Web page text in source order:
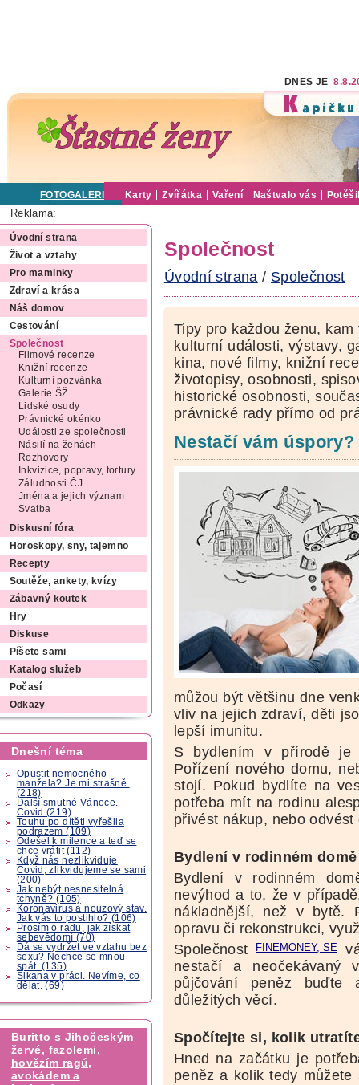
DNES JE
FOTOGALERIE Karty Zvířátka Vaření Naštvalo vás
Reklama:
Úvodní strana
Život a vztahy
Pro maminky
Zdraví a krása
Náš domov
Cestování
Společnost
Filmové recenze
Knižní recenze
Kulturní pozvánka
Galerie ŠŽ
Lidské osudy
Právnické okénko
Události ze společnosti
Násilí na ženách
Rozhovory
Inkvizice, popravy, tortury
Záludnosti ČJ
Jména a jejich význam
Svatba
Diskusní fóra
Horoskopy, sny, tajemno
Recepty
Soutěže, ankety, kvízy
Zábavný koutek
Hry
Diskuse
Píšete sami
Katalog služeb
Počasí
Odkazy
Dnešní téma
Opustit nemocného
manžela? Je mi strašně.
(218)
Další smutné Vánoce.
Covid (219)
Touhu po dítěti vyřešila
podrazem (109)
Odešel k milence a teď se
chce vrátit (112)
Když nás nezlikviduje
Covid, zlikvidujeme se sami
(200)
Jak nebýt nesnesitelná
tchyně? (105)
Koronavirus a nouzový stav.
Jak vás to postihlo? (106)
Prosím o radu, jak získat
sebevědomí (70)
Dá se vydržet ve vztahu bez
sexu? Nechce se mnou
spát. (135)
Šikana v práci. Nevíme, co
dělat. (69)
Buritto s Jihočeským
žervé, fazolemi,
hovězím ragú,
avokádem a
Společnost
Úvodní strana / Společnost
Tipy pro každou ženu,
kulturní události, výstavy,
kina, nové filmy, knižní
životopisy, osobnosti,
historické osobnosti,
právnické rady přímo od
Nestačí vám
můžou být většinu dne
vliv na jejich zdraví, děti
lepší imunitu.
S bydlením v přírodě je
Pořízení nového domu,
stojí. Pokud bydlíte na
potřeba mít na rodinu
přivést nákup, nebo
Bydlení v rodinném
Bydlení v rodinném
nevýhod a to, že v
nákladnější, než v bytě.
opravu či rekonstrukci,
Společnost
nestačí a neočekávaný
půjčování peněz
důležitých věcí.
Spočítejte si, kolik
Hned na začátku je
peněz a kolik tedy